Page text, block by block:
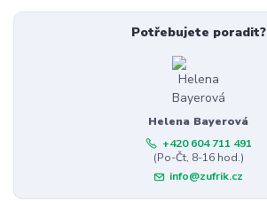
Potřebujete poradit?
Helena Bayerová
+420 604 711 491
(Po-Čt, 8-16 hod.)
info@zufrik.cz